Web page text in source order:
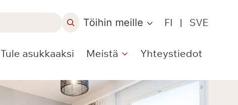
Töihin meille FI | SVE
Tule asukkaaksi Meistä Yhteystiedot